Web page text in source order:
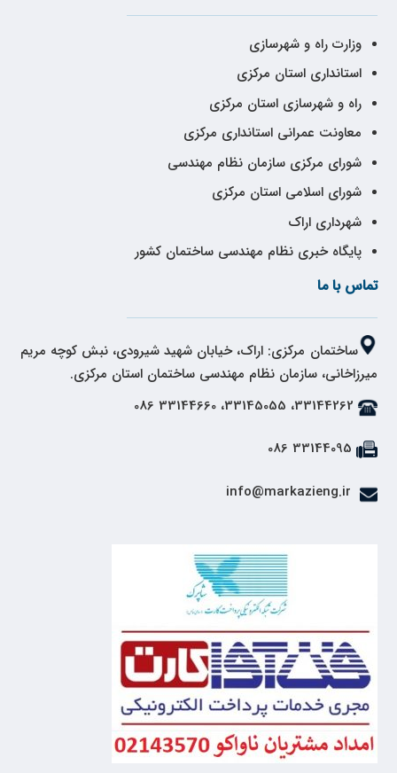
وزارت راه و شهرسازی
استانداری استان مرکزی
راه و شهرسازی استان مرکزی
معاونت عمرانی استانداری مرکزی
شورای مرکزی سازمان نظام مهندسی
شورای اسلامی استان مرکزی
شهرداری اراک
پایگاه خبری نظام مهندسی ساختمان کشور
تماس با ما
ساختمان مرکزی: اراک، خیابان شهید شیرودی، نبش کوچه مریم
میرزاخانی، سازمان نظام مهندسی ساختمان استان مرکزی.
33144262، 33145055، 33144660 086
33144095 086